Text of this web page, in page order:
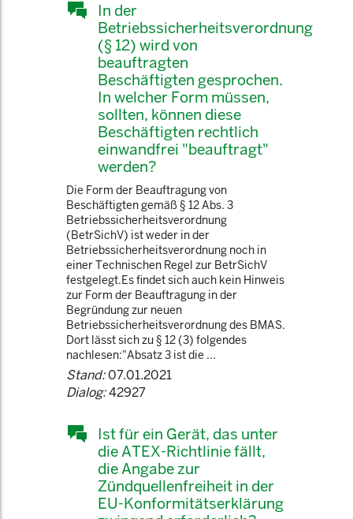
In der
Betriebssicherheitsverordnung
(§ 12) wird von
beauftragten
Beschäftigten gesprochen.
In welcher Form müssen,
sollten, können diese
Beschäftigten rechtlich
einwandfrei "beauftragt"
werden?
Die Form der Beauftragung von
Beschäftigten gemäß § 12 Abs. 3
Betriebssicherheitsverordnung
(BetrSichV) ist weder in der
Betriebssicherheitsverordnung noch in
einer Technischen Regel zur BetrSichV
festgelegt.Es findet sich auch kein Hinweis
zur Form der Beauftragung in der
Begründung zur neuen
Betriebssicherheitsverordnung des BMAS.
Dort lässt sich zu § 12 (3) folgendes
nachlesen:"Absatz 3 ist die ...
Stand:07.01.2021
Dialog:42927
Ist für ein Gerät, das unter
die ATEX-Richtlinie fällt,
die Angabe zur
Zündquellenfreiheit in der
EU-Konformitätserklärung